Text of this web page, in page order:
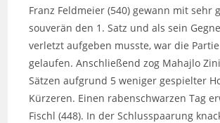
Franz Feldmeier (540) gewann mit sehr
souverän den 1. Satz und als sein
verletzt aufgeben musste, war die
gelaufen. Anschließend zog Mahajlo
Sätzen aufgrund 5 weniger gespielter
Kürzeren. Einen rabenschwarzen Tag
Fischl (448). In der Schlusspaarung